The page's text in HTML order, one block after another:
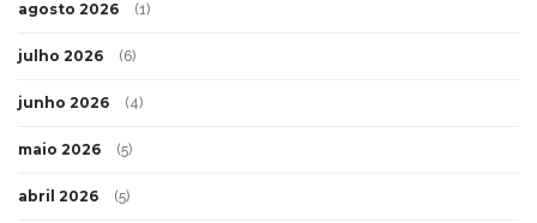
agosto 2026 (1)
julho 2026 (6)
junho 2026 (4)
maio 2026 (5)
abril 2026 (5)